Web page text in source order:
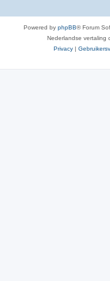
Powered by phpBB® Forum
Nederlandse vertaling
Privacy |